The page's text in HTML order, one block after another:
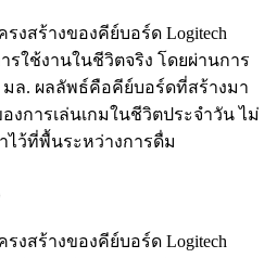
งสร้างของคีย์บอร์ด Logitech
ารใช้งานในชีวิตจริง โดยผ่านการ
ล. ผลลัพธ์คือคีย์บอร์ดที่สร้างมา
งการเล่นเกมในชีวิตประจำวัน ไม่
ไว้ที่พื้นระหว่างการดื่ม
งสร้างของคีย์บอร์ด Logitech